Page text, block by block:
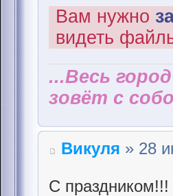
Вам нужно
видеть
...Весь
зовёт с
Викуля » 28
С праздником!!!